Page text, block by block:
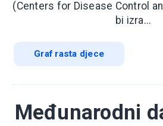
(Centers for Disease Control
bi izra...
Graf rasta djece
Međunarodni